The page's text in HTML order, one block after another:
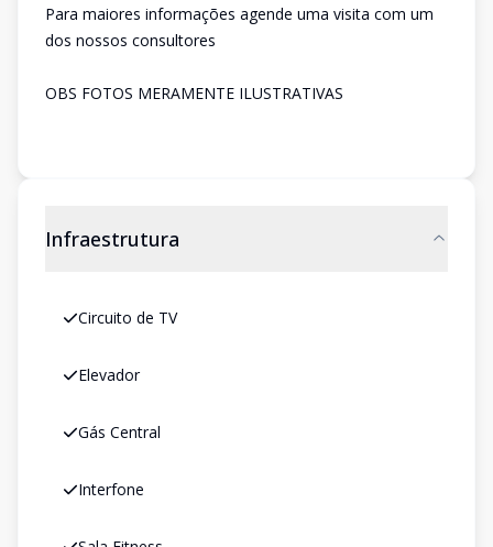
Para maiores informações agende uma visita com um
dos nossos consultores
OBS FOTOS MERAMENTE ILUSTRATIVAS
Infraestrutura
Circuito de TV
Elevador
Gás Central
Interfone